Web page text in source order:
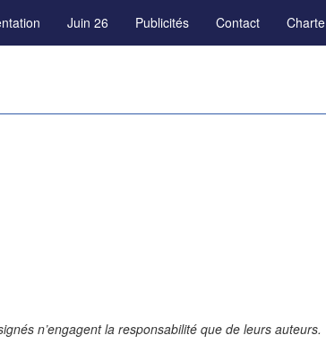
Juin 26 Publicités Contact Charte
n’engagent la responsabilité que de leurs auteurs.